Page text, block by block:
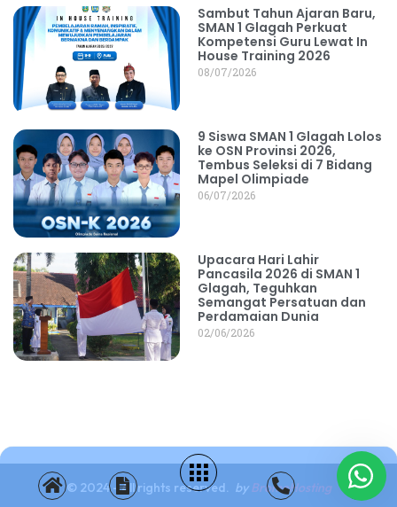
Sambut Tahun Ajaran Baru,
SMAN 1 Glagah Perkuat
Kompetensi Guru Lewat In
House Training 2026
08/07/2026
9 Siswa SMAN 1 Glagah Lolos
ke OSN Provinsi 2026,
Tembus Seleksi di 7 Bidang
Mapel Olimpiade
06/07/2026
Upacara Hari Lahir
Pancasila 2026 di SMAN 1
Glagah, Teguhkan
Semangat Persatuan dan
Perdamaian Dunia
02/06/2026
© 2024 - All rights reserved. byBromoHosting